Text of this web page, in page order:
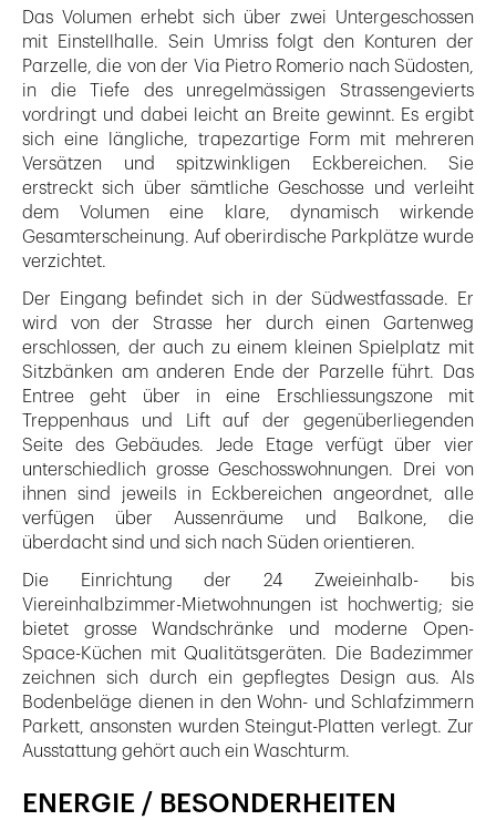
Das Volumen erhebt sich über zwei Untergeschossen
mit Einstellhalle. Sein Umriss folgt den Konturen der
Parzelle, die von der Via Pietro Romerio nach Südosten,
in die Tiefe des unregelmässigen Strassengevierts
vordringt und dabei leicht an Breite gewinnt. Es ergibt
sich eine längliche, trapezartige Form mit mehreren
Versätzen und spitzwinkligen Eckbereichen. Sie
erstreckt sich über sämtliche Geschosse und verleiht
dem Volumen eine klare, dynamisch wirkende
Gesamterscheinung. Auf oberirdische Parkplätze wurde
verzichtet.
Der Eingang befindet sich in der Südwestfassade. Er
wird von der Strasse her durch einen Gartenweg
erschlossen, der auch zu einem kleinen Spielplatz mit
Sitzbänken am anderen Ende der Parzelle führt. Das
Entree geht über in eine Erschliessungszone mit
Treppenhaus und Lift auf der gegenüberliegenden
Seite des Gebäudes. Jede Etage verfügt über vier
unterschiedlich grosse Geschosswohnungen. Drei von
ihnen sind jeweils in Eckbereichen angeordnet, alle
verfügen über Aussenräume und Balkone, die
überdacht sind und sich nach Süden orientieren.
Die Einrichtung der 24 Zweieinhalb- bis
Viereinhalbzimmer-Mietwohnungen ist hochwertig; sie
bietet grosse Wandschränke und moderne Open-
Space-Küchen mit Qualitätsgeräten. Die Badezimmer
zeichnen sich durch ein gepflegtes Design aus. Als
Bodenbeläge dienen in den Wohn- und Schlafzimmern
Parkett, ansonsten wurden Steingut-Platten verlegt. Zur
Ausstattung gehört auch ein Waschturm.
ENERGIE / BESONDERHEITEN